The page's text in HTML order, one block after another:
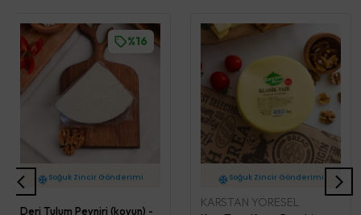
%16
2 İş Günü İçerisinde Kargo
Deri Tulum Peyniri (koyun) -
2 İş Günü İçerisinde Kargo
Soğuk Zincir Gönderimi
KARSTAN YÖRESEL